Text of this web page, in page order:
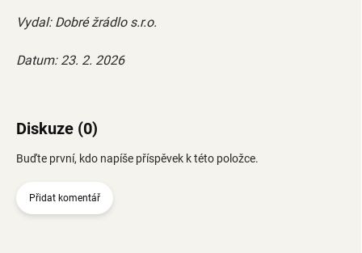
Vydal: Dobré žrádlo s.r.o.
Datum: 23. 2. 2026
Diskuze (0)
Buďte první, kdo napíše příspěvek k této položce.
Přidat komentář